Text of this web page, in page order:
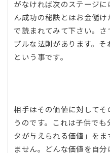
がなければ次のステージ
ん成功の秘訣とはお金儲
で読まれてみて下さい。
プルな法則があります。そ
という事です。
相手はその価値に対して
うのです。これは子供で
タが与えられる価値」を
ません。どんな価値を自分